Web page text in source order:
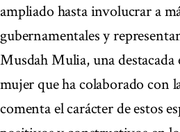
ampliado hasta involucrar a
gubernamentales y
Musdah Mulia, una
mujer que ha colaborado con
comenta el carácter de estos